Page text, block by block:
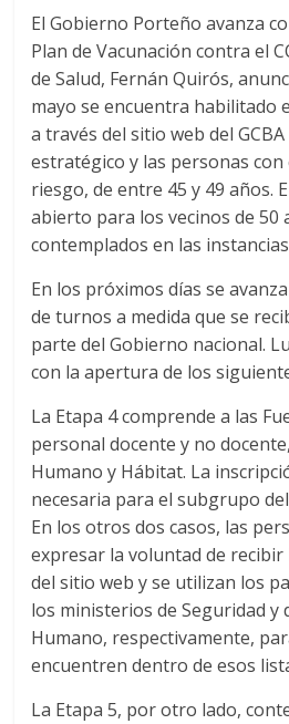
El Gobierno Porteño avanza
Plan de Vacunación contra el
de Salud, Fernán Quirós,
mayo se encuentra habilitado
a través del sitio web del
estratégico y las personas con
riesgo, de entre 45 y 49 años.
abierto para los vecinos de 50
contemplados en las
En los próximos días se
de turnos a medida que se
parte del Gobierno nacional.
con la apertura de los
La Etapa 4 comprende a las
personal docente y no
Humano y Hábitat. La
necesaria para el subgrupo
En los otros dos casos, las
expresar la voluntad de recibir
del sitio web y se utilizan los
los ministerios de Seguridad y
Humano, respectivamente,
encuentren dentro de esos
La Etapa 5, por otro lado,